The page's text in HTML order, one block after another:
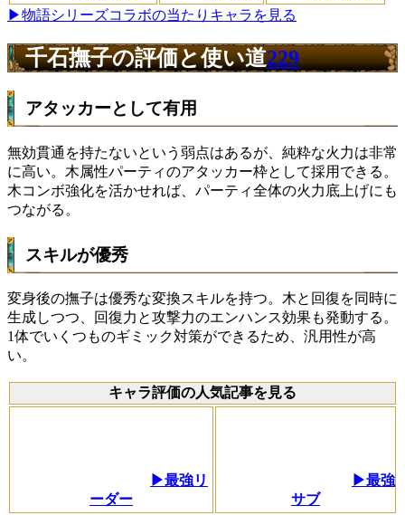
▶物語シリーズコラボの当たりキャラを見る
千石撫子の評価と使い道229
アタッカーとして有用
無効貫通を持たないという弱点はあるが、純粋な火力は非常
に高い。木属性パーティのアタッカー枠として採用できる。
木コンボ強化を活かせれば、パーティ全体の火力底上げにも
つながる。
スキルが優秀
変身後の撫子は優秀な変換スキルを持つ。木と回復を同時に
生成しつつ、回復力と攻撃力のエンハンス効果も発動する。
1体でいくつものギミック対策ができるため、汎用性が高
い。
キャラ評価の人気記事を見る
▶最強リ
ーダー
▶最強
サブ